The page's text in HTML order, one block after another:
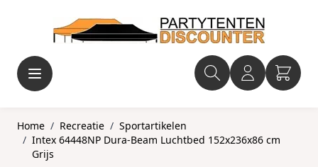
Home / Recreatie / Sportartikelen
/ Intex 64448NP Dura-Beam Luchtbed 152x236x86 cm
Grijs